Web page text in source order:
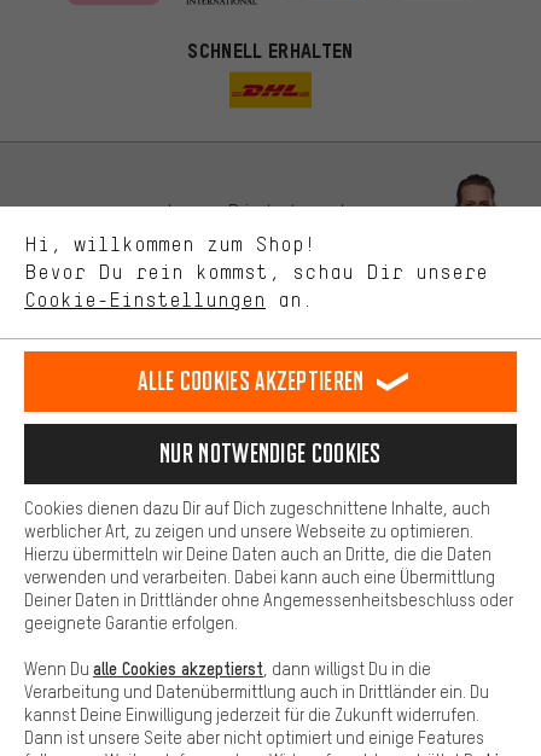
SCHNELL ERHALTEN
Lass Dich beraten
Terminbuchung
Kontaktformular
Unsere Datenschutzerklärung
Sprache"
Deutsch
DE english
EN español
ES français
FR
VERTRAG WIDERRUFEN Aachener Community Affiliateprogramm
Impressum Datenschutz Allgemeine Geschäftsbedingungen
Cookie-Einstellungen Kontrast ändern
Alle Preise verstehen sich in Euro und exkl. MwSt zuzüglich
Hi, willkommen zum Shop!
Bevor Du rein kommst, schau Dir unsere
Cookie-Einstellungen an.
Du bekommst, statt zufälliger Werbung, genauer passende
Angebote von uns. Diese Cookies helfen uns, Deine Interessen
besser zu erkennen und Dir relevante Produkte und Tipps zu
Uns interessiert, was Du in unserem Shop suchst und brauchst.
selbst Einfluss auf die Verbesserung unserer Webseite und
unseres Shop-Angebots.
Dein Shopping-Erlebnis wird komfortabler. Mit Komfort-Cookies
stellen wir Verknüpfungen zu Social Media Plattformen her. So
können wir dir weitere nützliche Inhalte und Informationen zur
Verfügung stellen. Zudem hast du die Möglichkeit zusätzliche
Services zu nutzen, die es dir erleichtern die richtigen Produkte zu
finden. Beispielsweise bieten wir eine Chat-Funktion an, damit
Fragen schnell und unkompliziert beantwortet werden können.
Basis
Basis-Cookies gewährleisten, dass Du unsere Webseite
grundsätzlich nutzen kannst.
Alle Cookies akzeptieren
Nur Notwendige Cookies
Cookies dienen dazu Dir auf Dich zugeschnittene Inhalte, auch
werblicher Art, zu zeigen und unsere Webseite zu optimieren.
Hierzu übermitteln wir Deine Daten auch an Dritte, die die Daten
verwenden und verarbeiten. Dabei kann auch eine Übermittlung
Deiner Daten in Drittländer ohne Angemessenheitsbeschluss oder
geeignete Garantie erfolgen.
Wenn Du alle Cookies akzeptierst , dann willigst Du in die
Verarbeitung und Datenübermittlung auch in Drittländer ein. Du
kannst Deine Einwilligung jederzeit für die Zukunft widerrufen.
Dann ist unsere Seite aber nicht optimiert und einige Features